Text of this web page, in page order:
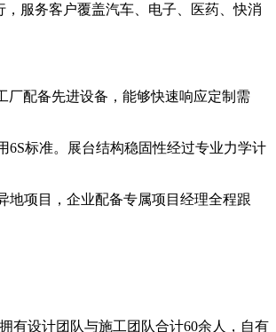
服务客户覆盖汽车、电子、医药、快消
厂配备先进设备，能够快速响应定制需
标准。展台结构稳固性经过专业力学计
地项目，企业配备专属项目经理全程跟
设计团队与施工团队合计60余人，自有